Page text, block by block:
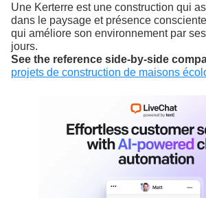
Une Kerterre est une construction qui
dans le paysage et présence
qui améliore son environnement par
jours.
See the reference side-by-side
projets de construction de maisons